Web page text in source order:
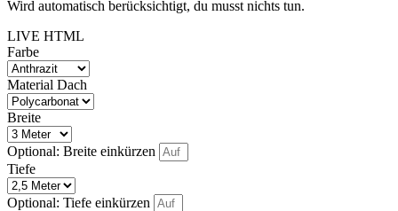
Wird automatisch berücksichtigt, du musst nichts tun.
LIVE HTML
Farbe
Material Dach
Breite
Optional: Breite einkürzen
Tiefe
Optional: Tiefe einkürzen